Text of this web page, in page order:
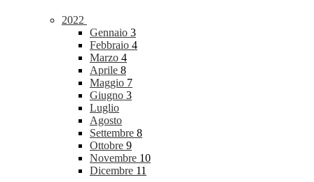
2022
Gennaio 3
Febbraio 4
Marzo 4
Aprile 8
Maggio 7
Giugno 3
Luglio
Agosto
Settembre 8
Ottobre 9
Novembre 10
Dicembre 11